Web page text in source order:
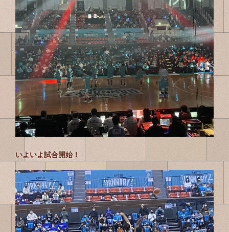
いよいよ試合開始！